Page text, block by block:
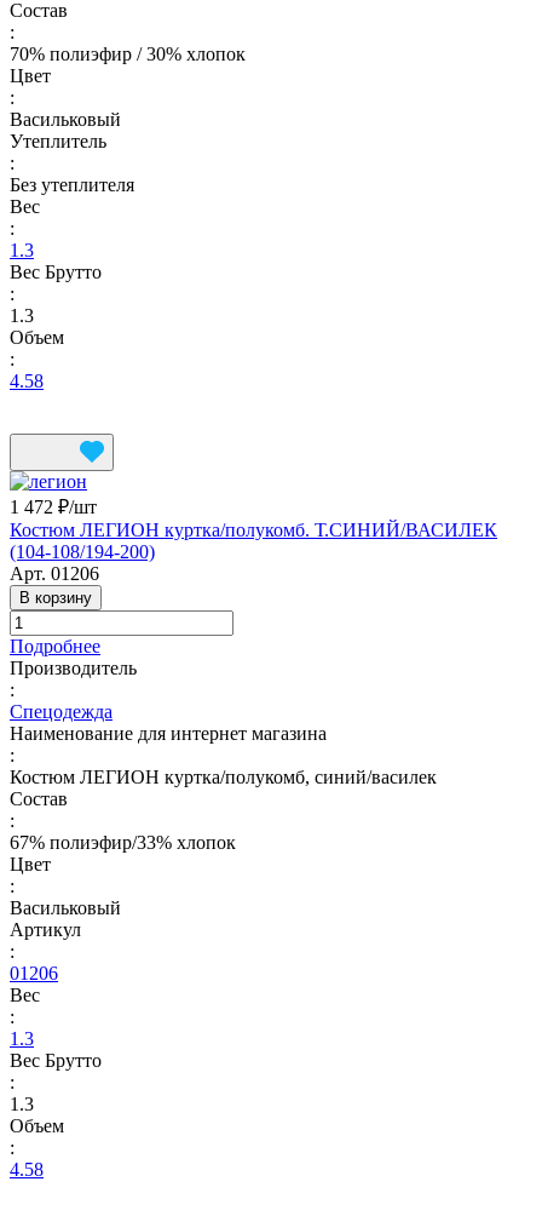
Состав
:
70% полиэфир / 30% хлопок
Цвет
:
Васильковый
Утеплитель
:
Без утеплителя
Вес
:
1.3
Вес Брутто
:
1.3
Объем
:
4.58
1 472 ₽/шт
Костюм ЛЕГИОН куртка/полукомб. Т.СИНИЙ/ВАСИЛЕК
(104-108/194-200)
Арт. 01206
В корзину
Подробнее
Производитель
:
Спецодежда
Наименование для интернет магазина
:
Костюм ЛЕГИОН куртка/полукомб, синий/василек
Состав
:
67% полиэфир/33% хлопок
Цвет
:
Васильковый
Артикул
:
01206
Вес
:
1.3
Вес Брутто
:
1.3
Объем
:
4.58